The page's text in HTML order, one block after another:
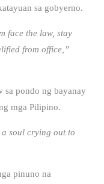
sa gobyerno.
face the law, stay
from office,”
sa pondo ng bayanay
mga Pilipino.
a soul crying out to
pinuno na